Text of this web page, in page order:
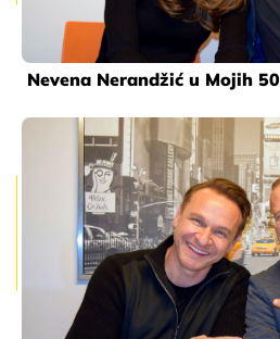
Nevena Nerandžić u Mojih 50